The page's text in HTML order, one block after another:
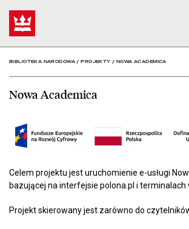
Nowa
BIBLIOTEKA NARODOWA/PROJEKTY / NOWA ACADEMICA
Nowa Academica
Celem projektu jest uruchomienie e-usługi
bazującej na interfejsie polona.pl i terminalach
Projekt skierowany jest zarówno do